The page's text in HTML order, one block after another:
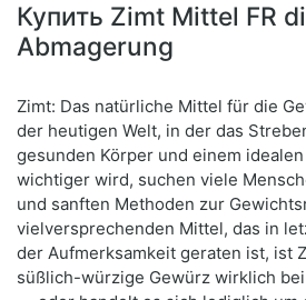
Купить Zimt Mittel FR
Abmagerung
Zimt: Das natürliche Mittel für die
der heutigen Welt, in der das
gesunden Körper und einem
wichtiger wird, suchen viele
und sanften Methoden zur
vielversprechenden Mittel, das in
der Aufmerksamkeit geraten ist, ist
süßlich-würzige Gewürz wirklich